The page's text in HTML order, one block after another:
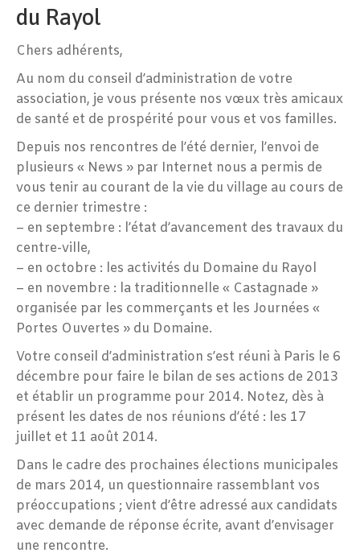
du Rayol
Chers adhérents,
Au nom du conseil d’administration de votre
association, je vous présente nos vœux très amicaux
de santé et de prospérité pour vous et vos familles.
Depuis nos rencontres de l’été dernier, l’envoi de
plusieurs « News » par Internet nous a permis de
vous tenir au courant de la vie du village au cours de
ce dernier trimestre :
– en septembre : l’état d’avancement des travaux du
centre-ville,
– en octobre : les activités du Domaine du Rayol
– en novembre : la traditionnelle « Castagnade »
organisée par les commerçants et les Journées «
Portes Ouvertes » du Domaine.
Votre conseil d’administration s’est réuni à Paris le 6
décembre pour faire le bilan de ses actions de 2013
et établir un programme pour 2014. Notez, dès à
présent les dates de nos réunions d’été : les 17
juillet et 11 août 2014.
Dans le cadre des prochaines élections municipales
de mars 2014, un questionnaire rassemblant vos
préoccupations ; vient d’être adressé aux candidats
avec demande de réponse écrite, avant d’envisager
une rencontre.